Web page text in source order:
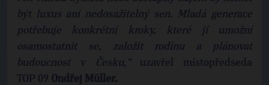
být luxus ani nedosažitelný sen. Mladá generace
potřebuje konkrétní kroky, které jí umožní
osamostatnit se, založit rodinu a plánovat
budoucnost v Česku,“uzavřel místopředseda
TOP 09 Ondřej Müller.